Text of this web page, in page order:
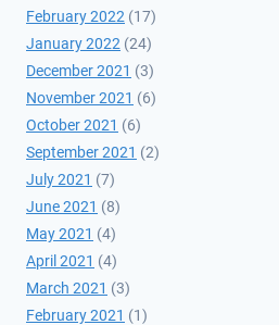
February 2022 (17)
January 2022 (24)
December 2021 (3)
November 2021 (6)
October 2021 (6)
September 2021 (2)
July 2021 (7)
June 2021 (8)
May 2021 (4)
April 2021 (4)
March 2021 (3)
February 2021 (1)